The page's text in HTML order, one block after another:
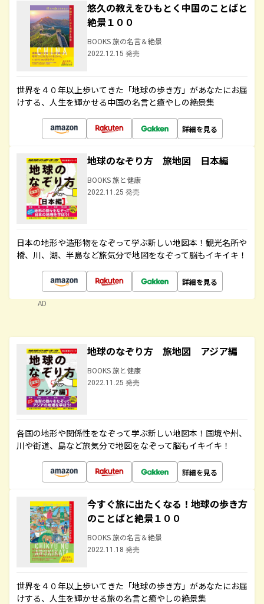
悠久の教えをひもとく中国のことばと
絶景１００
BOOKS 旅の名言＆絶景
2022.12.15 発売
世界を４０年以上歩いてきた「地球の歩き方」があなたにお届
けする、人生を輝かせる中国の名言と癒やしの絶景集
詳細を見る
地球のなぞり方 旅地図 日本編
BOOKS 旅と健康
2022.11.25 発売
日本の地形や造形物をなぞって学ぶ新しい地図本！観光名所や
橋、川、湖、半島など旅気分で地図をなぞって脳もイキイキ！
詳細を見る
AD
地球のなぞり方 旅地図 アジア編
BOOKS 旅と健康
2022.11.25 発売
各国の地形や関係性をなぞって学ぶ新しい地図本！国境や州、
川や街道、島など旅気分で地図をなぞって脳もイキイキ！
詳細を見る
今すぐ旅に出たくなる！地球の歩き方
のことばと絶景１００
BOOKS 旅の名言＆絶景
2022.11.18 発売
世界を４０年以上歩いてきた「地球の歩き方」があなたにお届
けする、人生を輝かせる旅の名言と癒やしの絶景集